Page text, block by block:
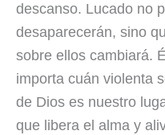
descanso. Lucado no
desaparecerán, sino
sobre ellos cambiará.
importa cuán violenta
de Dios es nuestro
que libera el alma y